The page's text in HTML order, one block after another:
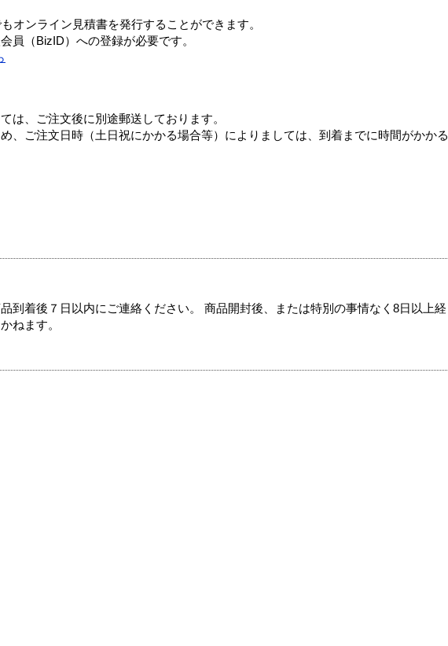
オンライン見積書を発行することができます。
員（BizID）への登録が必要です。
は、ご注文後に別途郵送しております。
、ご注文日時（土日祝にかかる場合等）によりましては、到着までに時間がかかる
到着後７日以内にご連絡ください。 商品開封後、または特別の事情なく8日以上経
ねます。